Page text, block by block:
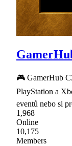
🎮 GamerHub
PlayStation a
eventů nebo si
1,968
Online
10,175
Members